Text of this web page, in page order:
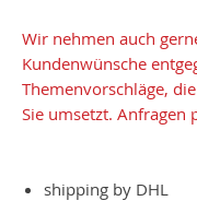
Wir nehmen auch
Kundenwünsche
Themenvorschläge,
Sie umsetzt. Anfragen
shipping by DHL